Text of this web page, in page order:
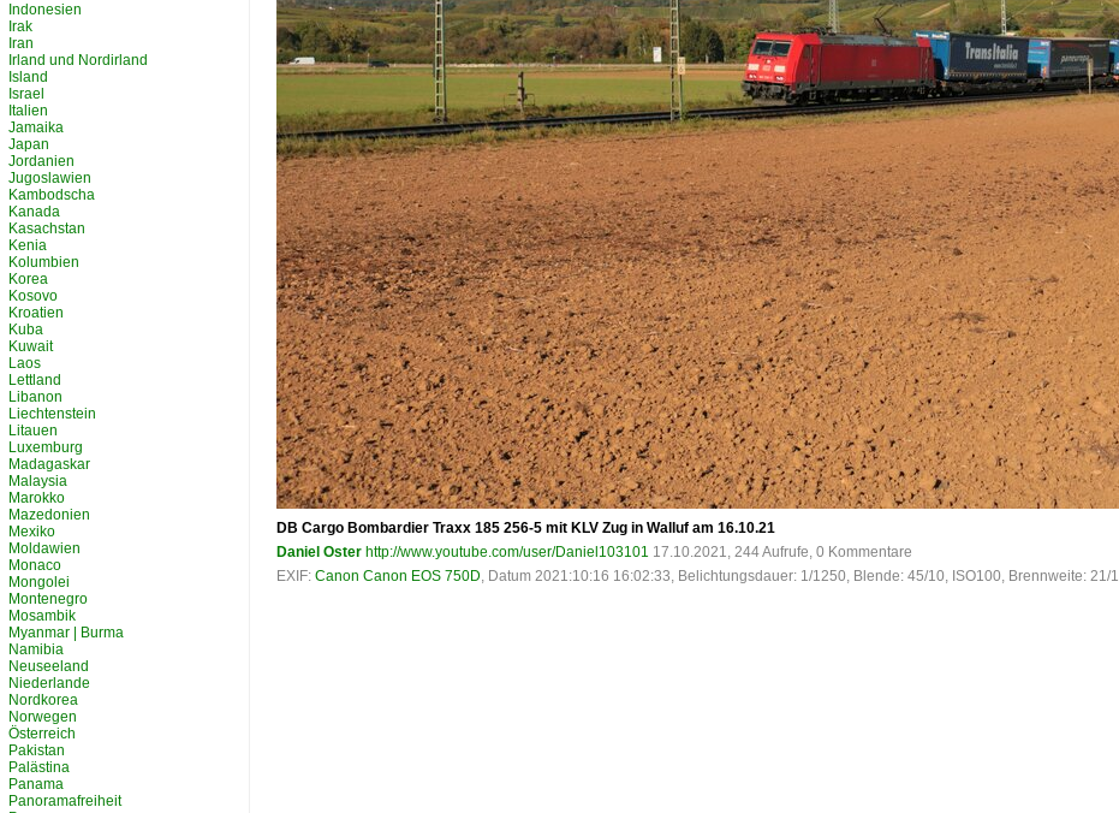
DB Cargo Bombardier Traxx 185 256-5 mit KLV Zug in Walluf am 16.10.21
Daniel Oster http://www.youtube.com/user/Daniel103101 17.10.2021, 244 Aufrufe, 0 Kommentare
EXIF: Canon Canon EOS 750D, Datum 2021:10:16 16:02:33, Belichtungsdauer: 1/1250, Blende: 45/10, ISO100, Brennweite: 21/1
Indonesien
Irak
Iran
Irland und Nordirland
Island
Israel
Italien
Jamaika
Japan
Jordanien
Jugoslawien
Kambodscha
Kanada
Kasachstan
Kenia
Kolumbien
Korea
Kosovo
Kroatien
Kuba
Kuwait
Laos
Lettland
Libanon
Liechtenstein
Litauen
Luxemburg
Madagaskar
Malaysia
Marokko
Mazedonien
Mexiko
Moldawien
Monaco
Mongolei
Montenegro
Mosambik
Myanmar | Burma
Namibia
Neuseeland
Niederlande
Nordkorea
Norwegen
Österreich
Pakistan
Palästina
Panama
Panoramafreiheit